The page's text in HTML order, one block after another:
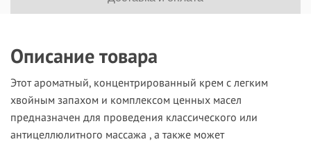
Описание товара
Этот ароматный, концентрированный крем с легким
хвойным запахом и комплексом ценных масел
предназначен для проведения классического или
антицеллюлитного массажа , а также может